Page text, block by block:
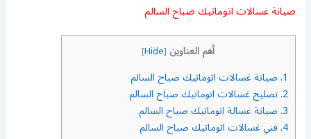
صيانة غسالات اتوماتيك صباح السالم
أهم العناوين [
Hide
]
1. صيانة غسالات اتوماتيك صباح السالم
2. تصليح غسالات اتوماتيك صباح السالم
3. صيانة غسالة اتوماتيك صباح السالم
4. فني غسالات اتوماتيك صباح السالم